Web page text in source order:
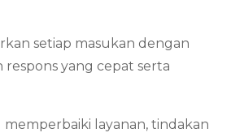
setiap masukan dengan
respons yang cepat serta
layanan, tindakan